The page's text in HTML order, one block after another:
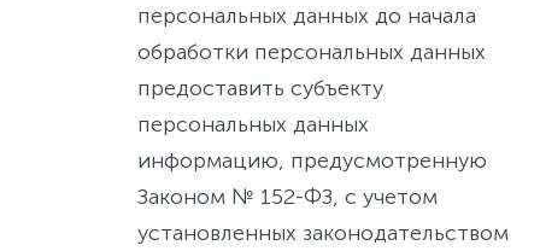
персональных данных до начала
обработки персональных данных
предоставить субъекту
персональных данных
информацию, предусмотренную
Законом № 152-ФЗ, с учетом
установленных законодательством